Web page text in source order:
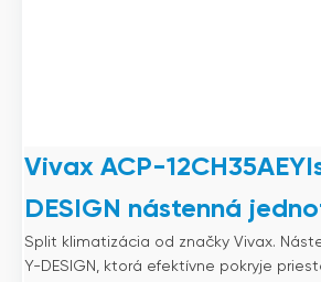
Vivax ACP-
DESIGN nástenná
Split klimatizácia od značky Vivax.
Y-DESIGN, ktorá efektívne pokryje